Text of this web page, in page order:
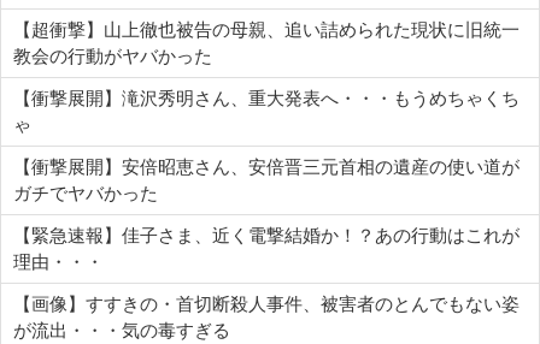
【超衝撃】山上徹也被告の母親、追い詰められた現状に旧統一
教会の行動がヤバかった
【衝撃展開】滝沢秀明さん、重大発表へ・・・もうめちゃくち
ゃ
【衝撃展開】安倍昭恵さん、安倍晋三元首相の遺産の使い道が
ガチでヤバかった
【緊急速報】佳子さま、近く電撃結婚か！？あの行動はこれが
理由・・・
【画像】すすきの・首切断殺人事件、被害者のとんでもない姿
が流出・・・気の毒すぎる